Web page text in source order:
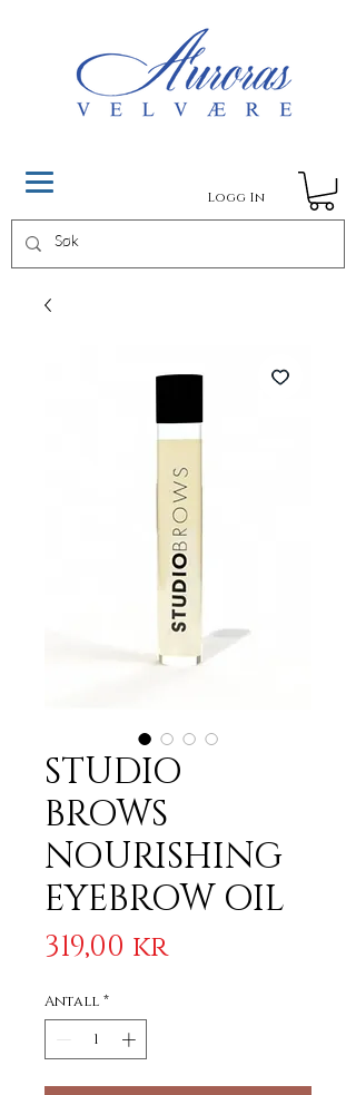
Logg In
STUDIO
BROWS
NOURISHING
EYEBROW OIL
319,00 krPris
Antall *